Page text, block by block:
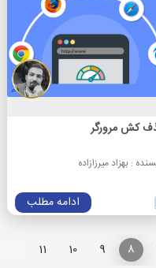
کش مرورگر
: بهزاد میرزازاده
ادامه مطلب
8
9
10
11